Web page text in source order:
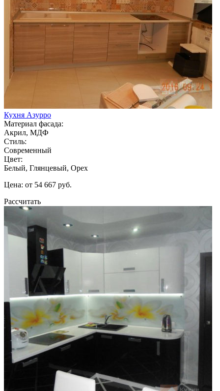
Кухня Азурро
Материал фасада:
Акрил, МДФ
Стиль:
Современный
Цвет:
Белый, Глянцевый, Орех
Цена: от 54 667 руб.
Рассчитать